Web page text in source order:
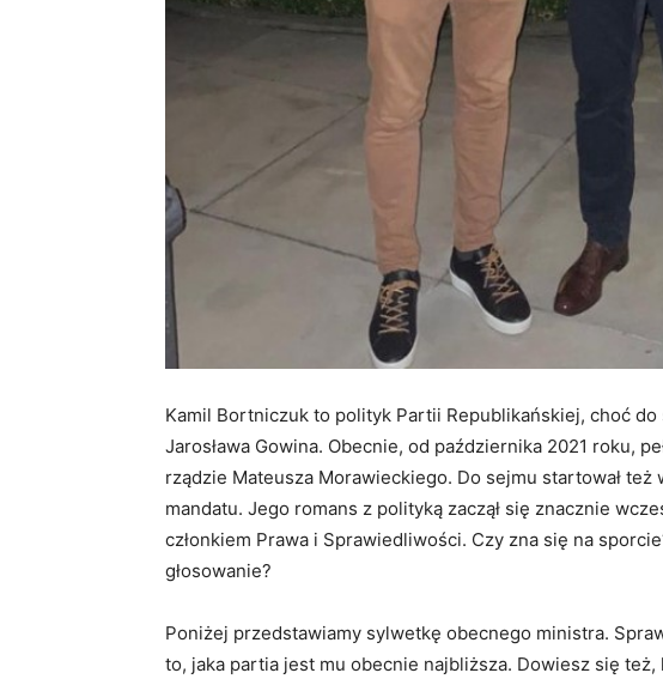
Kamil Bortniczuk to polityk Partii Republikańskiej, choć
Jarosława Gowina. Obecnie, od października 2021 roku,
rządzie Mateusza Morawieckiego. Do sejmu startował też
mandatu. Jego romans z polityką zaczął się znacznie
członkiem Prawa i Sprawiedliwości. Czy zna się na
głosowanie?
Poniżej przedstawiamy sylwetkę obecnego ministra.
to, jaka partia jest mu obecnie najbliższa. Dowiesz się